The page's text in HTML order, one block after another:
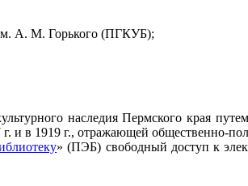
им. А. М. Горького (ПГКУБ);
наследия Пермского края
и в 1919 г., отражающей общественно-
» (ПЭБ) свободный доступ к